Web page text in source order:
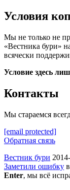
Условия
Мы не только не
«Вестника бури»
всячески
Условие здесь
Контакты
Мы стараемся
[email protected]
Обратная связь
Вестник бури
Заметили ошибку
Enter, мы всё